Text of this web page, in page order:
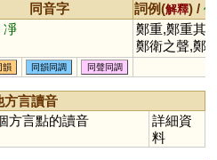
同音字 詞例(解釋) /
凈
鄭重,鄭重其
鄭衛之聲,鄭
買履
韻 同韻同調 同聲同調
方言讀音
方言點的讀音
詳細資
料